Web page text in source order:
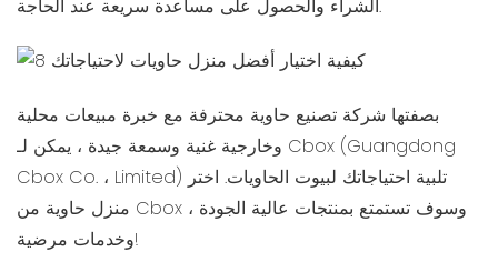
الشراء والحصول على مساعدة سريعة عند الحاجة.
بصفتها شركة تصنيع حاوية محترفة مع خبرة مبيعات محلية
وخارجية غنية وسمعة جيدة ، يمكن لـ Cbox (Guangdong
Cbox Co. ، Limited) تلبية احتياجاتك لبيوت الحاويات. اختر
منزل حاوية من Cbox ، وسوف تستمتع بمنتجات عالية الجودة
وخدمات مرضية!